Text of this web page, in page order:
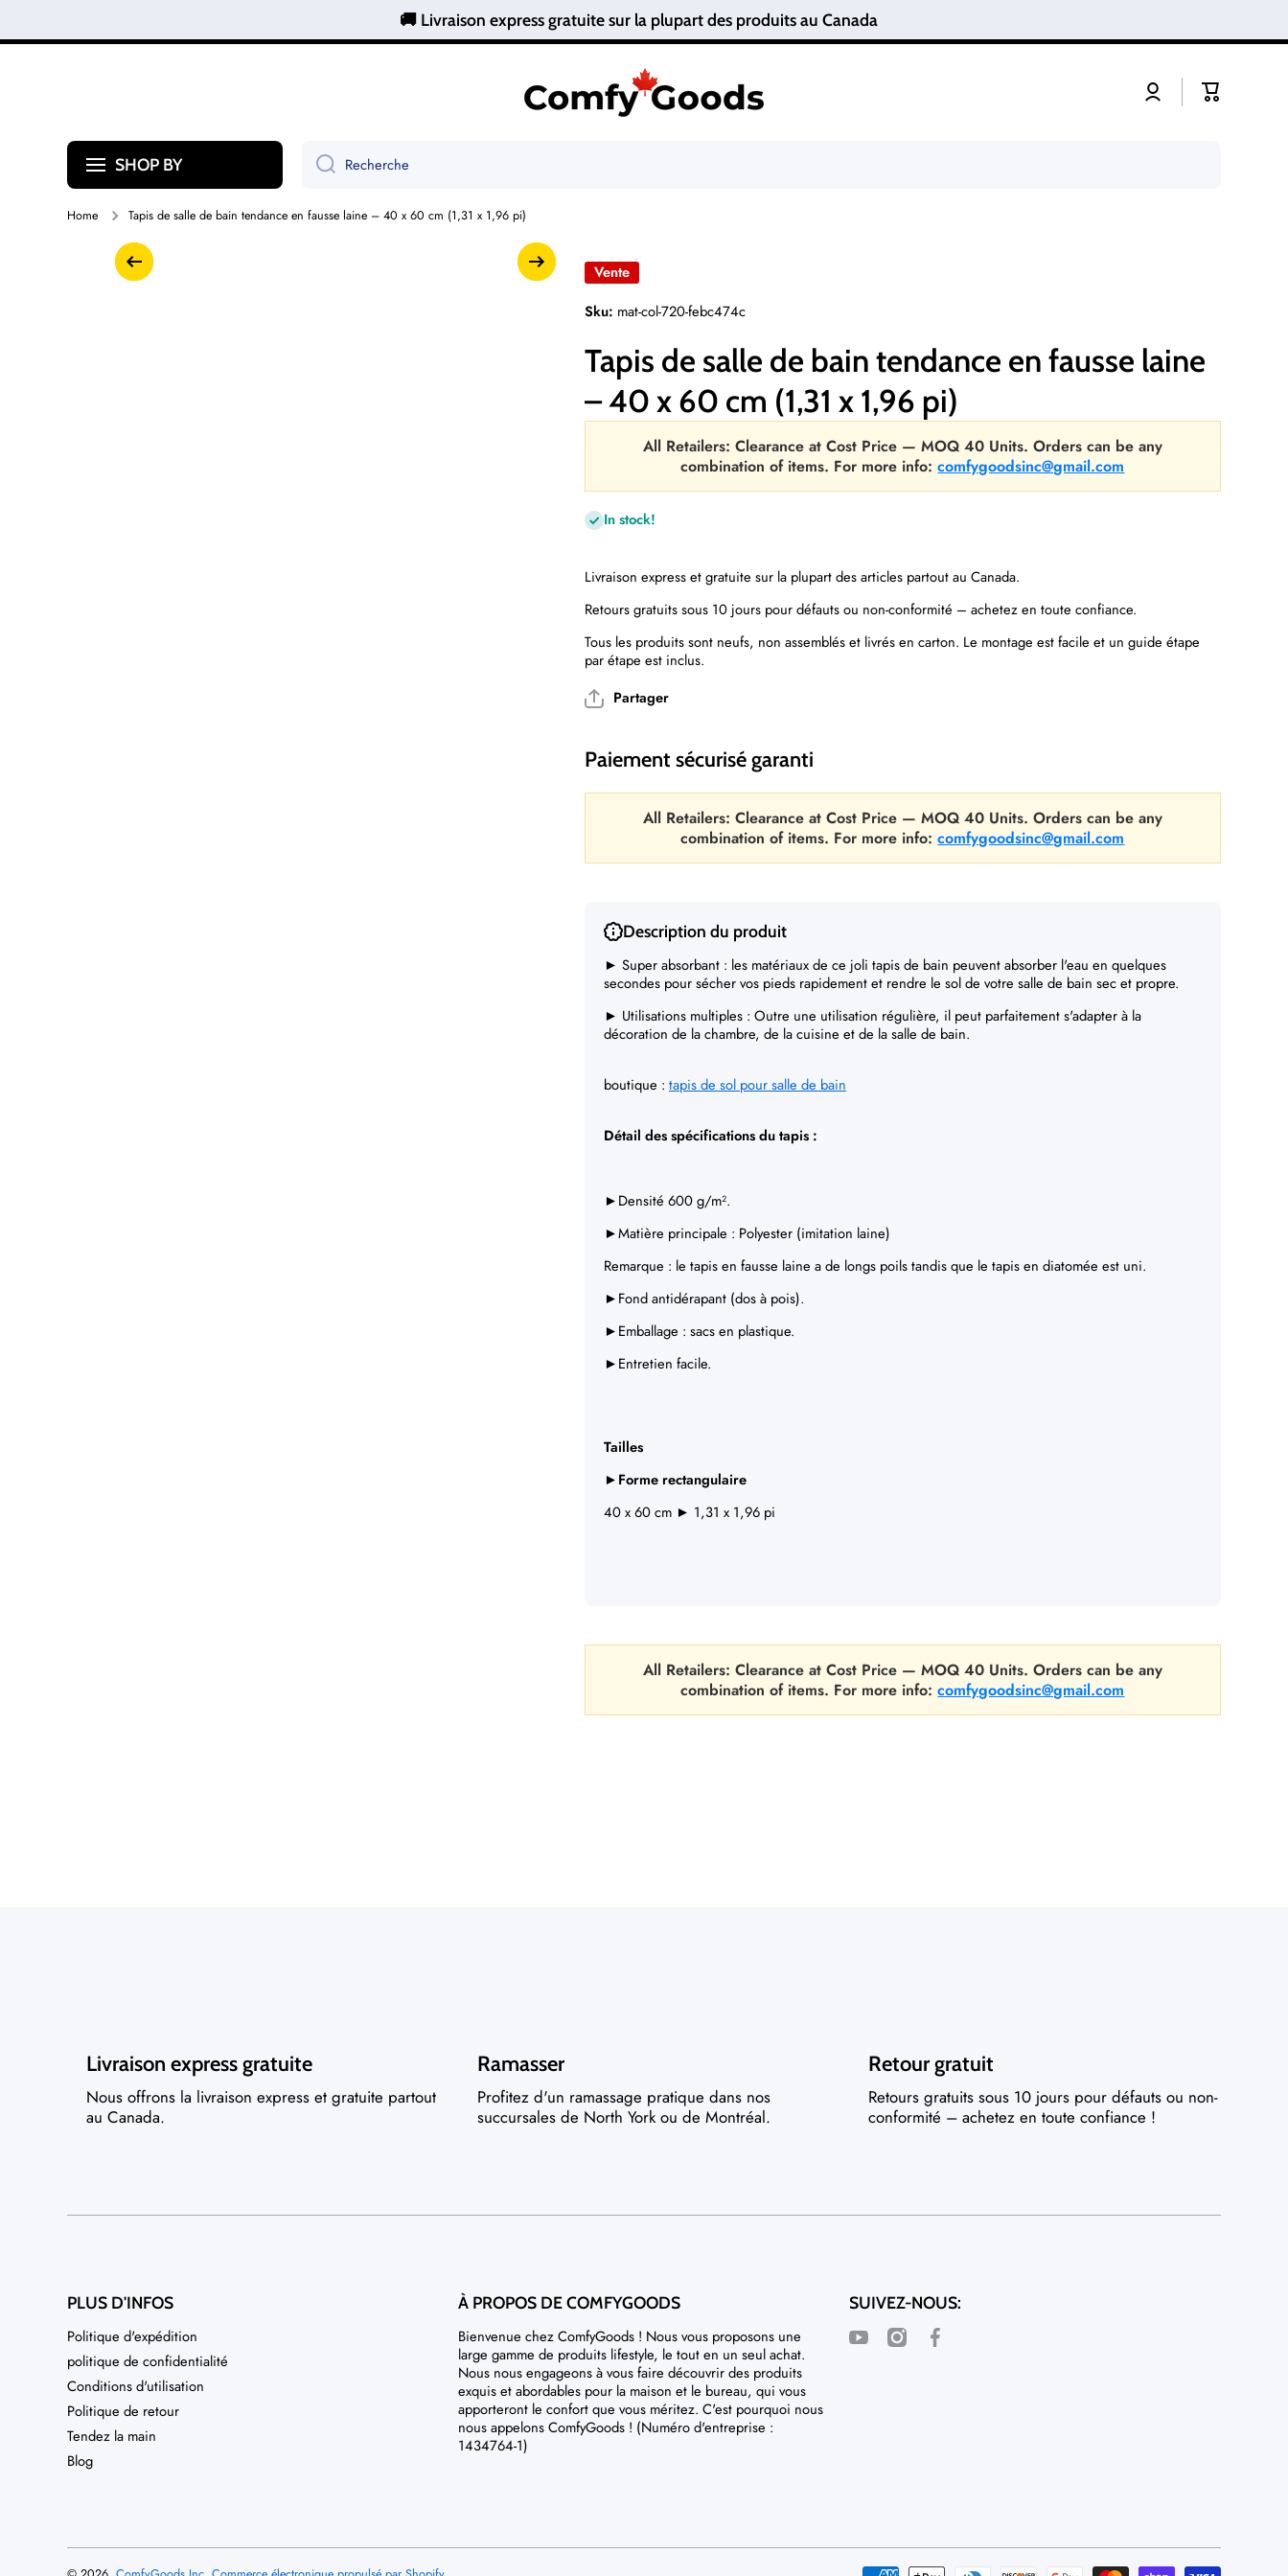
🚚 Livraison express gratuite sur la plupart des produits au Canada
ConnexionPanier
SHOP BY Recherche
Home Tapis de salle de bain tendance en fausse laine – 40 x 60 cm (1,31 x 1,96 pi)
Vente
Sku: mat-col-720-febc474c
Tapis de salle de bain tendance en fausse laine
– 40 x 60 cm (1,31 x 1,96 pi)
All Retailers: Clearance at Cost Price — MOQ 40 Units. Orders can be any
combination of items. For more info:comfygoodsinc@gmail.com
In stock!
Livraison express et gratuite sur la plupart des articles partout au Canada.
Retours gratuits sous 10 jours pour défauts ou non-conformité – achetez en toute confiance.
Tous les produits sont neufs, non assemblés et livrés en carton. Le montage est facile et un guide étape
par étape est inclus.
Partager
Paiement sécurisé garanti
All Retailers: Clearance at Cost Price — MOQ 40 Units. Orders can be any
combination of items. For more info:comfygoodsinc@gmail.com
Description du produit
► Super absorbant : les matériaux de ce joli tapis de bain peuvent absorber l'eau en quelques
secondes pour sécher vos pieds rapidement et rendre le sol de votre salle de bain sec et propre.
► Utilisations multiples : Outre une utilisation régulière, il peut parfaitement s'adapter à la
décoration de la chambre, de la cuisine et de la salle de bain.
boutique : tapis de sol pour salle de bain
Détail des spécifications du tapis :
►Densité 600 g/m².
►Matière principale : Polyester (imitation laine)
Remarque : le tapis en fausse laine a de longs poils tandis que le tapis en diatomée est uni.
►Fond antidérapant (dos à pois).
►Emballage : sacs en plastique.
►Entretien facile.
Tailles
►Forme rectangulaire
40 x 60 cm ► 1,31 x 1,96 pi
All Retailers: Clearance at Cost Price — MOQ 40 Units. Orders can be any
combination of items. For more info:comfygoodsinc@gmail.com
Livraison express gratuite
Nous offrons la livraison express et gratuite partout
au Canada.
Ramasser
Profitez d'un ramassage pratique dans nos
succursales de North York ou de Montréal.
Retour gratuit
Retours gratuits sous 10 jours pour défauts ou non-
conformité – achetez en toute confiance !
PLUS D'INFOS
Politique d'expédition
politique de confidentialité
Conditions d'utilisation
Politique de retour
Tendez la main
Blog
À PROPOS DE COMFYGOODS
Bienvenue chez ComfyGoods ! Nous vous proposons une
large gamme de produits lifestyle, le tout en un seul achat.
Nous nous engageons à vous faire découvrir des produits
exquis et abordables pour la maison et le bureau, qui vous
apporteront le confort que vous méritez. C'est pourquoi nous
nous appelons ComfyGoods ! (Numéro d'entreprise :
1434764-1)
SUIVEZ-NOUS:
youtubecom/@comfygoodsinc
instagramcom/comfygoodsinc/
facebookcom/comfygoodsinc